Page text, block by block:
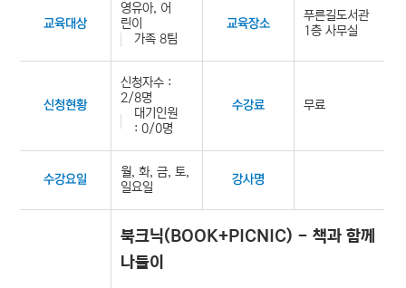
교육대상
영유아, 어
린이
가족 8팀
교육장소
푸른길도서관
1층 사무실
신청현황
신청자수 :
2/8명
대기인원
: 0/0명
수강료 무료
수강요일
월, 화, 금, 토,
일요일
강사명
북크닉(BOOK+PICNIC) - 책과 함께
나들이